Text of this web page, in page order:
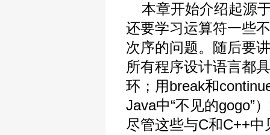
本章开始介绍起源
还要学习运算符一些
次序的问题。随后要
所有程序设计语言都
环；用break和
Java中“不见的gogo”
尽管这些与C和C++